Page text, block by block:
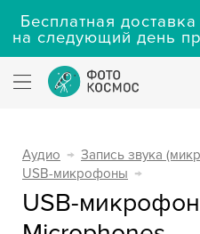
Бесплатная
на следующий день
Аудио → Запись звука
USB-микрофоны →
USB-